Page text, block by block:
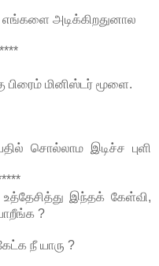
அடிக்கிறதுனால
பிரைம் மினிஸ்டர் மூளை.
சொல்லாம இடிச்ச புளி
இந்தக் கேள்வி,
?
நீ யாரு ?